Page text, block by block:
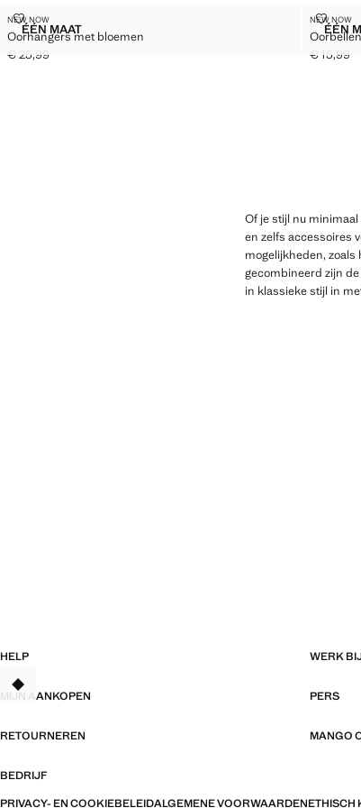
Maten
ÉÉN MAATOORHANGERS MET BLOEMEN
NEW NOW
Oorhangers met bloemen
OORHANGERS MET BLOEMEN
Huidige prijs [€ 25,99 ]
€ 25,99
Maten
ÉÉN
NEW NOW
Huidige
€ 15,99
Of je stijl nu
en zelfs accessoires
mogelijkheden,
gecombineerd zijn
in klassieke stijl in
HELP WERK
MIJN AANKOPEN PERS
RETOURNEREN MANGO
BEDRIJF
PRIVACY- EN COOKIEBELEIDALGEMENE VOORWAARDENETHISCH